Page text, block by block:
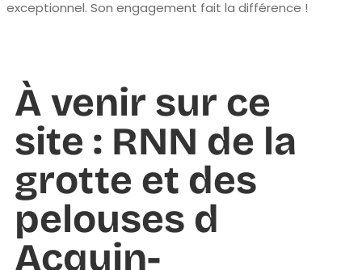
exceptionnel. Son engagement fait la différence !
À venir sur ce
site : RNN de la
grotte et des
pelouses d
Acquin-